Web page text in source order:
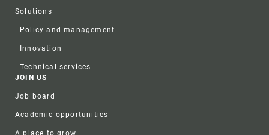
Solutions
Policy and management
Innovation
Technical services
JOIN US
Job board
Academic opportunities